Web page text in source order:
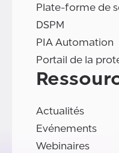
Plate-forme de
DSPM
PIA Automation
Portail de la
Actualités
Evénements
Webinaires